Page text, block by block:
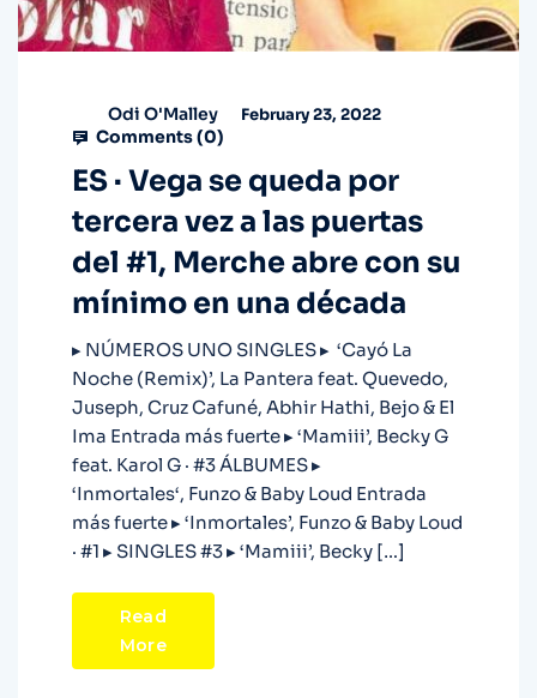
Odi O'Malley February 23, 2022
Comments (0)
ES · Vega se queda por
tercera vez a las puertas
del #1, Merche abre con su
mínimo en una década
▸ NÚMEROS UNO SINGLES ▸ ‘Cayó La
Noche (Remix)’, La Pantera feat. Quevedo,
Juseph, Cruz Cafuné, Abhir Hathi, Bejo & El
Ima Entrada más fuerte ▸ ‘Mamiii’, Becky G
feat. Karol G · #3 ÁLBUMES ▸
‘Inmortales‘, Funzo & Baby Loud Entrada
más fuerte ▸ ‘Inmortales’, Funzo & Baby Loud
· #1 ▸ SINGLES #3 ▸ ‘Mamiii’, Becky […]
Read
More